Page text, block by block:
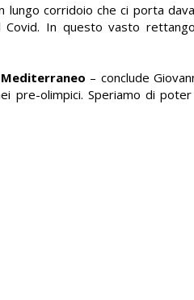
lungo corridoio che ci porta
In questo vasto
– conclude
pre-olimpici. Speriamo di